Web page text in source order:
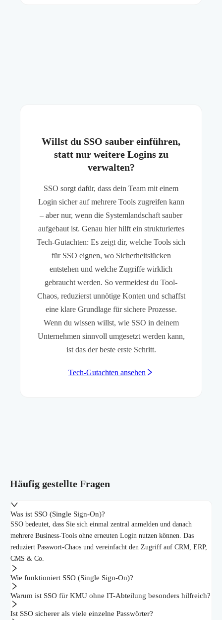
Willst du SSO sauber einführen,
statt nur weitere Logins zu
verwalten?
SSO sorgt dafür, dass dein Team mit einem
Login sicher auf mehrere Tools zugreifen kann
– aber nur, wenn die Systemlandschaft sauber
aufgebaut ist. Genau hier hilft ein strukturiertes
Tech-Gutachten: Es zeigt dir, welche Tools sich
für SSO eignen, wo Sicherheitslücken
entstehen und welche Zugriffe wirklich
gebraucht werden. So vermeidest du Tool-
Chaos, reduzierst unnötige Konten und schaffst
eine klare Grundlage für sichere Prozesse.
Wenn du wissen willst, wie SSO in deinem
Unternehmen sinnvoll umgesetzt werden kann,
ist das der beste erste Schritt.
Tech-Gutachten ansehen
Häufig gestellte Fragen
Was ist SSO (Single Sign-On)?
SSO bedeutet, dass Sie sich einmal zentral anmelden und danach
mehrere Business-Tools ohne erneuten Login nutzen können. Das
reduziert Passwort-Chaos und vereinfacht den Zugriff auf CRM, ERP,
CMS & Co.
Wie funktioniert SSO (Single Sign-On)?
Warum ist SSO für KMU ohne IT-Abteilung besonders hilfreich?
Ist SSO sicherer als viele einzelne Passwörter?